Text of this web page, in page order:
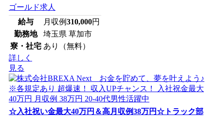
ゴールド求人
給与
月収例310,000円
勤務地
埼玉県 草加市
寮・社宅 あり（無料）
詳しく
見る
☆入社祝い金最大40万円＆高月収例38万円☆トラック部